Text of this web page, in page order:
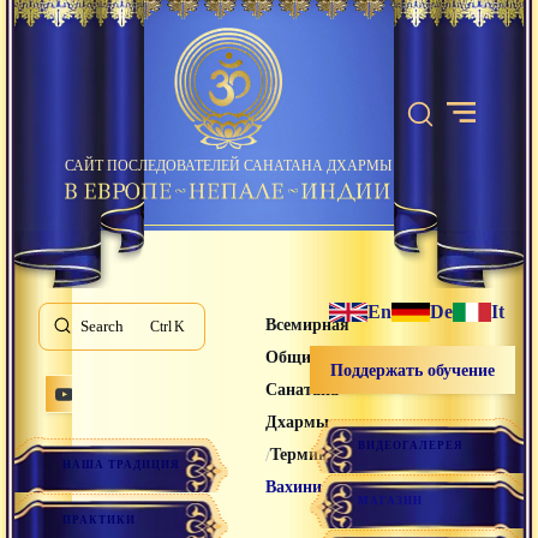
САЙТ ПОСЛЕДОВАТЕЛЕЙ САНАТАНА ДХАРМЫ
Search K
НАША ТРАДИЦИЯ
ПРАКТИКИ
Всемирная
Община
Санатана
Дхармы
/Термины/
Вахини
En De It
Поддержать обучение
ВИДЕОГАЛЕРЕЯ
МАГАЗИН